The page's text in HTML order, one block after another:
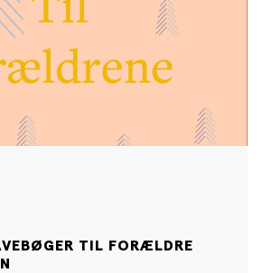
TIL FORÆLDRE